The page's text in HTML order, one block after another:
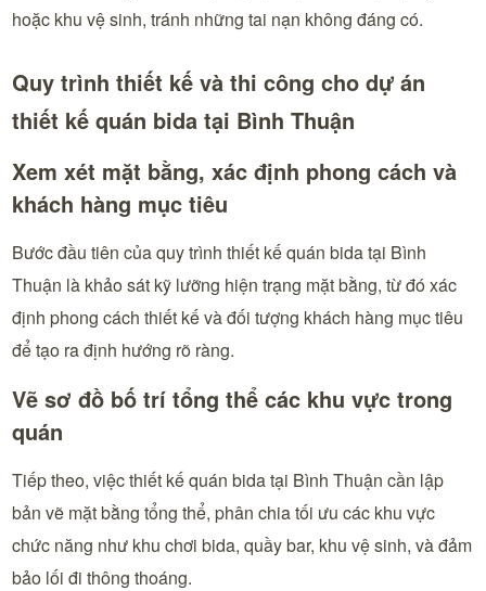
hoặc khu vệ sinh, tránh những tai nạn không đáng có.
Quy trình thiết kế và thi công cho dự án
thiết kế quán bida tại Bình Thuận
Xem xét mặt bằng, xác định phong cách và
khách hàng mục tiêu
Bước đầu tiên của quy trình thiết kế quán bida tại Bình
Thuận là khảo sát kỹ lưỡng hiện trạng mặt bằng, từ đó xác
định phong cách thiết kế và đối tượng khách hàng mục tiêu
để tạo ra định hướng rõ ràng.
Vẽ sơ đồ bố trí tổng thể các khu vực trong
quán
Tiếp theo, việc thiết kế quán bida tại Bình Thuận cần lập
bản vẽ mặt bằng tổng thể, phân chia tối ưu các khu vực
chức năng như khu chơi bida, quầy bar, khu vệ sinh, và đảm
bảo lối đi thông thoáng.